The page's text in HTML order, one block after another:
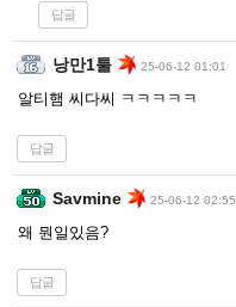
답글
낭만1툴 25-06-12 01:01
알티햄 씨다씨 ㅋㅋㅋㅋㅋ
답글
Savmine 25-06-12 02:55
왜 뭔일있음?
답글